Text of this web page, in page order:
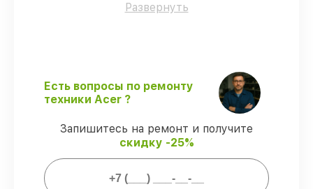
Опытные мастера– проходят строгий
ремонт моноблоков Acer в оговоренные
сроки.
Поддержка после ремонта – на все
ремонт и запчасти для моноблоков Acer
предоставляется длительная гарантия.
Мы гарантируем:
Развернуть
Есть вопросы по ремонту
техники Acer ?
Запишитесь на ремонт и получите
скидку -25%